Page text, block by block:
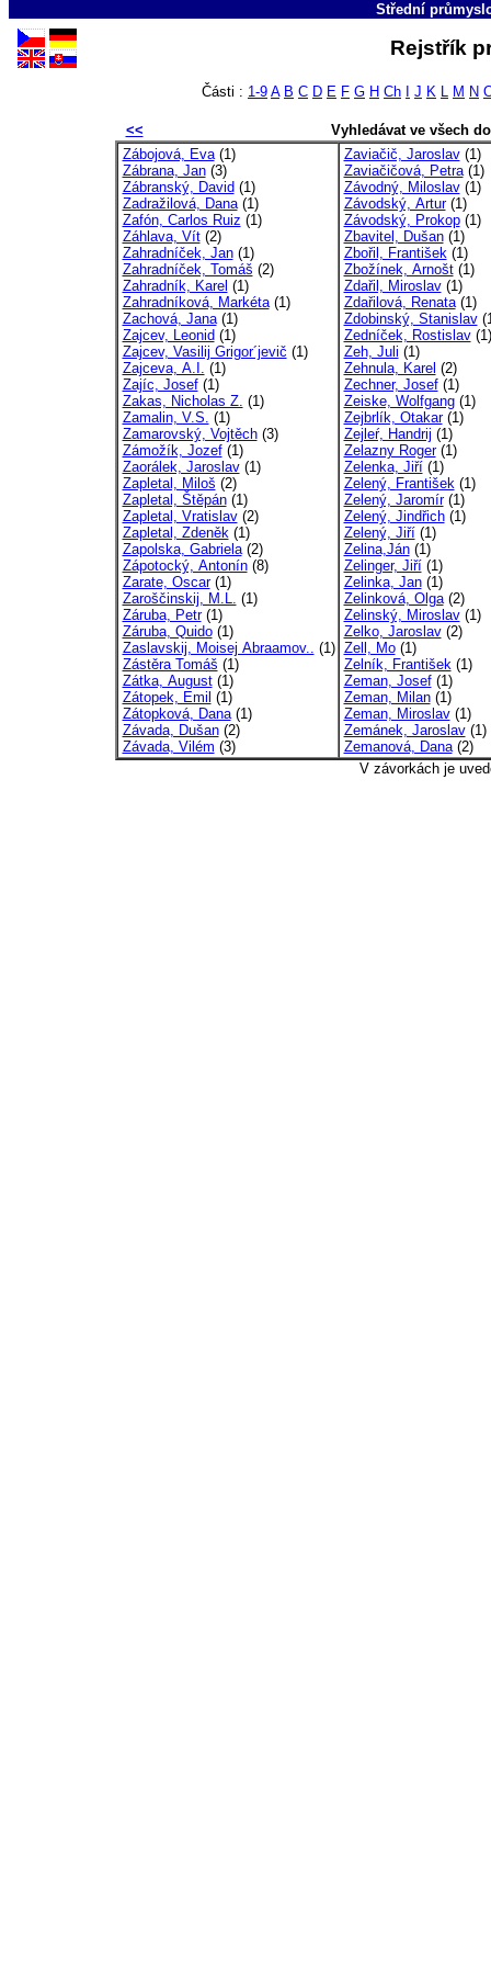
Střední
Rejstřík
Části : 1-9 A B C D E F G H Ch J K L M N
<<
Vyhledávat ve všech
Zábojová, Eva(1)
Zábrana, Jan(3)
Zábranský, David (1)
Zadražilová, Dana(1)
Zafón, Carlos Ruiz (1)
Záhlava, Vít(2)
Zahradníček, Jan(1)
Zahradníček, Tomáš (2)
Zahradník, Karel (1)
Zahradníková, Markéta(1)
Zachová, Jana(1)
Zajcev, Leonid (1)
Zajcev, Vasilij Grigor´jevič (1)
Zajceva, A.I. (1)
Zajíc, Josef(1)
Zakas, Nicholas Z. (1)
Zamalin, V.S. (1)
Zamarovský, Vojtěch(3)
Zámožík, Jozef(1)
Zaorálek, Jaroslav(1)
Zapletal, Miloš (2)
Zapletal, Štěpán(1)
Zapletal, Vratislav(2)
Zapletal, Zdeněk(1)
Zapolska, Gabriela(2)
Zápotocký, Antonín(8)
Zarate, Oscar(1)
Zaroščinskij, M.L. (1)
Záruba, Petr(1)
Záruba, Quido(1)
Zaslavskij, Moisej Abraamov.. (1)
Zástěra Tomáš (1)
Zátka, August(1)
Zátopek, Emil (1)
Zátopková, Dana(1)
Závada, Dušan(2)
Závada, Vilém (3)
Zaviačič, Jaroslav(1)
Zaviačičová, Petra(1)
Závodný, Miloslav(1)
Závodský, Artur(1)
Závodský, Prokop(1)
Zbavitel, Dušan(1)
Zbořil, František(1)
Zbožínek, Arnošt(1)
Zdařil, Miroslav(1)
Zdařilová, Renata(1)
Zdobinský, Stanislav
Zedníček, Rostislav(1)
Zeh, Juli (1)
Zehnula, Karel (2)
Zechner, Josef(1)
Zeiske, Wolfgang(1)
Zejbrlík, Otakar(1)
Zejleŕ, Handrij (1)
Zelazny Roger(1)
Zelenka, Jiří(1)
Zelený, František(1)
Zelený, Jaromír(1)
Zelený, Jindřich(1)
Zelený, Jiří(1)
Zelina,Ján(1)
Zelinger, Jiří(1)
Zelinka, Jan(1)
Zelinková, Olga(2)
Zelinský, Miroslav(1)
Zelko, Jaroslav(2)
Zell, Mo(1)
Zelník, František(1)
Zeman, Josef(1)
Zeman, Milan(1)
Zeman, Miroslav(1)
Zemánek, Jaroslav(1)
Zemanová, Dana(2)
V závorkách je